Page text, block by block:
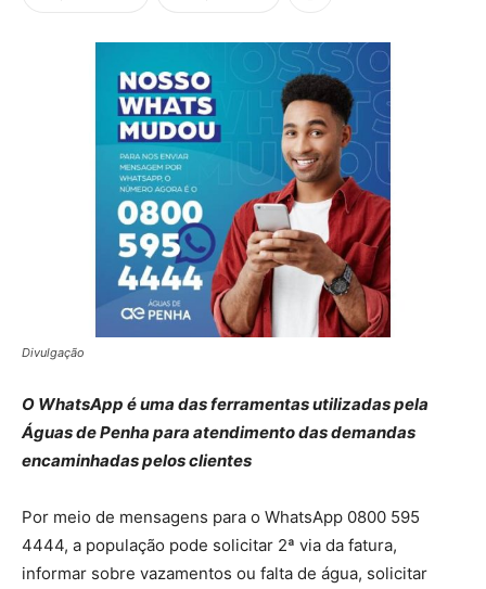
Divulgação
O WhatsApp é uma das ferramentas utilizadas pela
Águas de Penha para atendimento das demandas
encaminhadas pelos clientes
Por meio de mensagens para o WhatsApp 0800 595
4444, a população pode solicitar 2ª via da fatura,
informar sobre vazamentos ou falta de água, solicitar